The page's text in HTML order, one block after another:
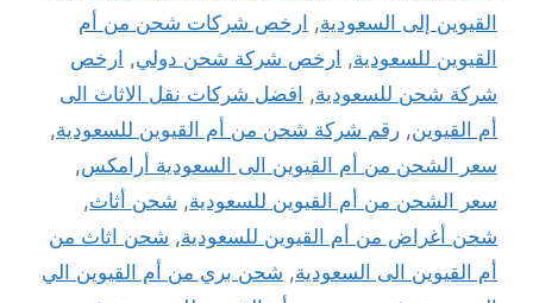
القيوين إلى السعودية, ارخص شركات شحن من أم
القيوين للسعودية, ارخص شركة شحن دولي, ارخص
شركة شحن للسعودية, افضل شركات نقل الاثاث الى
أم القيوين, رقم شركة شحن من أم القيوين للسعودية,
سعر الشحن من أم القيوين الى السعودية أرامكس,
سعر الشحن من أم القيوين للسعودية, شحن أثاث,
شحن أغراض من أم القيوين للسعودية, شحن اثاث من
أم القيوين الى السعودية, شحن بري من أم القيوين الي